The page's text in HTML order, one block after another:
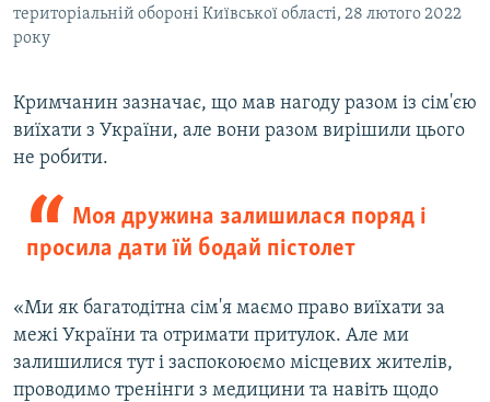
територіальній обороні Київської області, 28 лютого 2022
року
Кримчанин зазначає, що мав нагоду разом із сім'єю
виїхати з України, але вони разом вирішили цього
не робити.
Моя дружина залишилася поряд і
просила дати їй бодай пістолет
«Ми як багатодітна сім'я маємо право виїхати за
межі України та отримати притулок. Але ми
залишилися тут і заспокоюємо місцевих жителів,
проводимо тренінги з медицини та навіть щодо